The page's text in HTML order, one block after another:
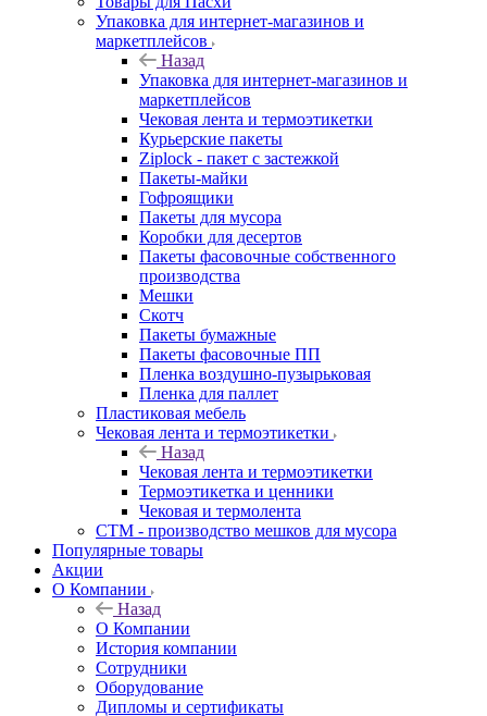
Упаковка для интернет-магазинов и
маркетплейсов
Назад
Упаковка для интернет-магазинов и
маркетплейсов
Чековая лента и термоэтикетки
Курьерские пакеты
Ziplock - пакет с застежкой
Пакеты-майки
Гофроящики
Пакеты для мусора
Коробки для десертов
Пакеты фасовочные собственного
производства
Мешки
Скотч
Пакеты бумажные
Пакеты фасовочные ПП
Пленка воздушно-пузырьковая
Пленка для паллет
Пластиковая мебель
Чековая лента и термоэтикетки
Назад
Чековая лента и термоэтикетки
Термоэтикетка и ценники
Чековая и термолента
СТМ - производство мешков для мусора
Популярные товары
Акции
О Компании
Назад
О Компании
История компании
Сотрудники
Оборудование
Дипломы и сертификаты